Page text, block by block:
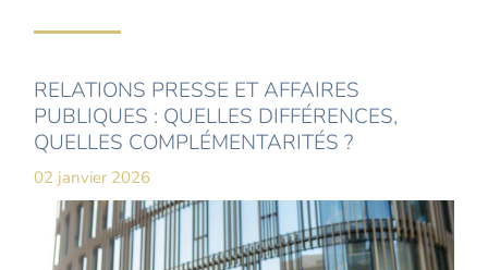
RELATIONS PRESSE ET AFFAIRES
PUBLIQUES : QUELLES DIFFÉRENCES,
QUELLES COMPLÉMENTARITÉS ?
02 janvier 2026